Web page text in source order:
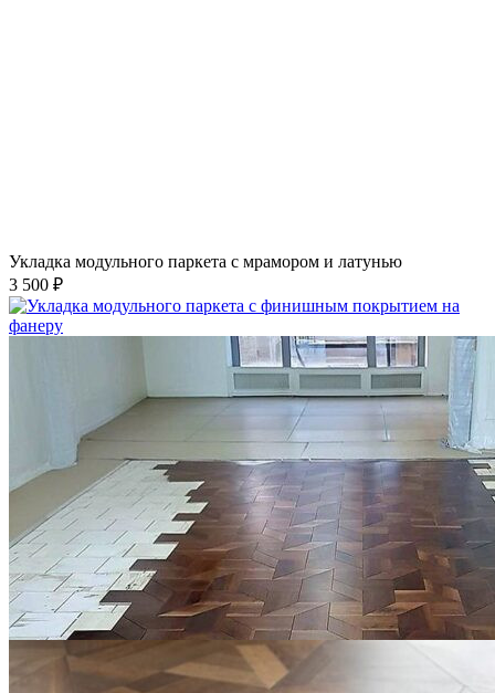
Укладка модульного паркета с мрамором и латунью
3 500 ₽
Укладка модульного паркета с финишным покрытием на
фанеру
3 600 ₽